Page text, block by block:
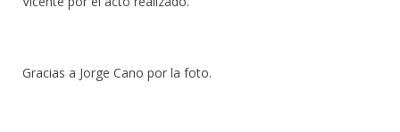
Gracias a Jorge Cano​ por la foto.